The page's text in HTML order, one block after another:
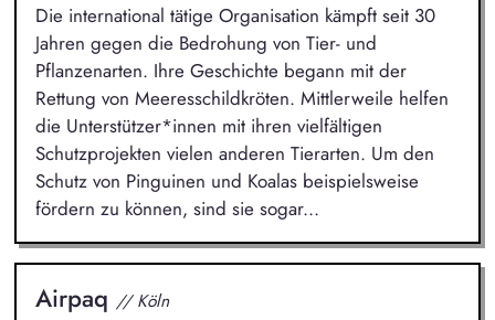
Die international tätige Organisation kämpft seit 30
Jahren gegen die Bedrohung von Tier- und
Pflanzenarten. Ihre Geschichte begann mit der
Rettung von Meeresschildkröten. Mittlerweile helfen
die Unterstützer*innen mit ihren vielfältigen
Schutzprojekten vielen anderen Tierarten. Um den
Schutz von Pinguinen und Koalas beispielsweise
fördern zu können, sind sie sogar...
Airpaq // Köln